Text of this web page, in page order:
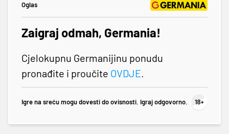
Oglas
Zaigraj odmah, Germania!
Cjelokupnu Germanijinu ponudu
pronađite i proučite OVDJE.
Igre na sreću mogu dovesti do ovisnosti. Igraj odgovorno.